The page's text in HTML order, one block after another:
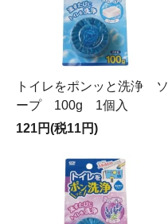
トイレをポンッと洗浄 ソ
ープ 100g 1個入
121円(税11円)